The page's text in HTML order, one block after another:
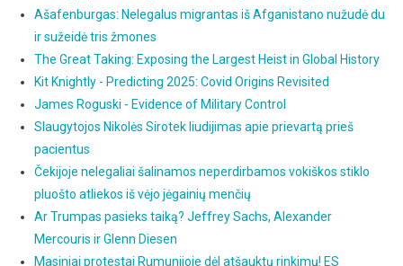
Ašafenburgas: Nelegalus migrantas iš Afganistano nužudė du
ir sužeidė tris žmones
The Great Taking: Exposing the Largest Heist in Global History
Kit Knightly - Predicting 2025: Covid Origins Revisited
James Roguski - Evidence of Military Control
Slaugytojos Nikolės Sirotek liudijimas apie prievartą prieš
pacientus
Čekijoje nelegaliai šalinamos neperdirbamos vokiškos stiklo
pluošto atliekos iš vėjo jėgainių menčių
Ar Trumpas pasieks taiką? Jeffrey Sachs, Alexander
Mercouris ir Glenn Diesen
Masiniai protestai Rumunijoje dėl atšauktų rinkimų! ES